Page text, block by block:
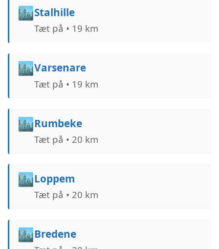
🏙️Stalhille
Tæt på • 19 km
🏙️Varsenare
Tæt på • 19 km
🏙️Rumbeke
Tæt på • 20 km
🏙️Loppem
Tæt på • 20 km
🏙️Bredene